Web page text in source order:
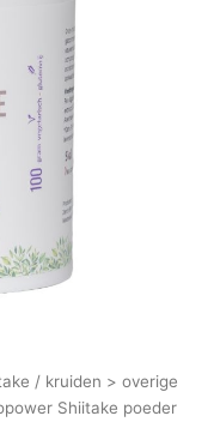
/ kruiden > overige
Shiitake poeder